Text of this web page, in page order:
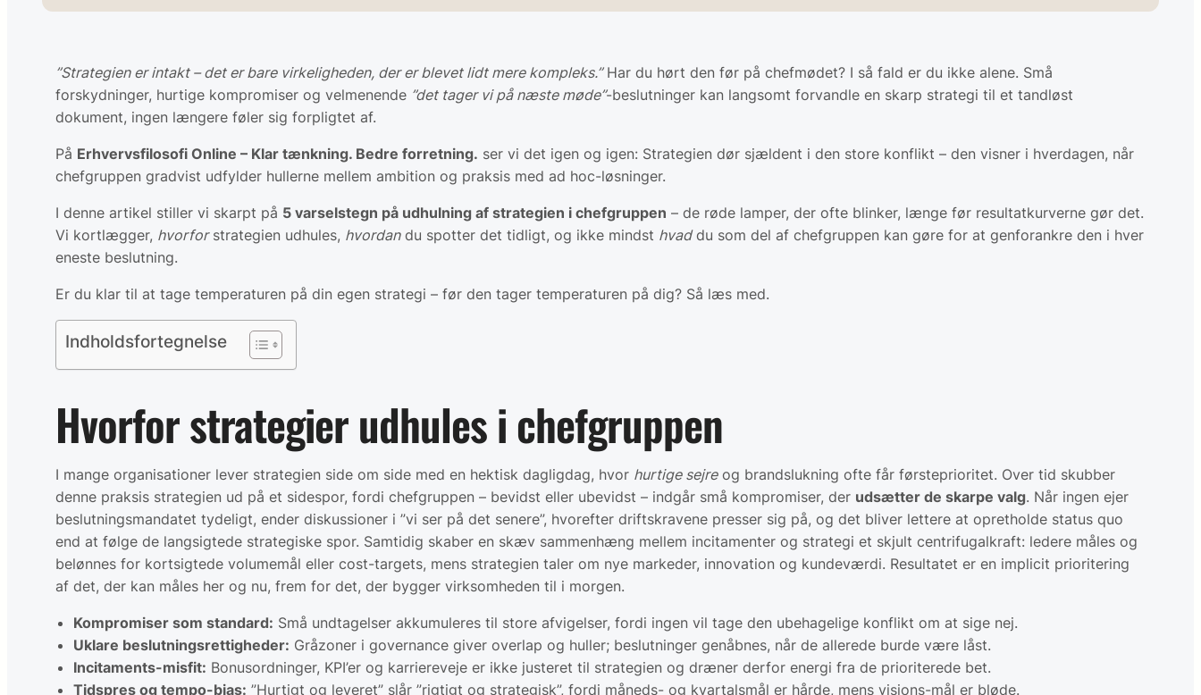
”Strategien er intakt – det er bare virkeligheden, der er blevet lidt mere kompleks.”Har du hørt den før på chefmødet? I så fald er du ikke alene. Små
forskydninger, hurtige kompromiser og velmenende ”det tager vi på næste møde”-beslutninger kan langsomt forvandle en skarp strategi til et tandløst
dokument, ingen længere føler sig forpligtet af.
På Erhvervsfilosofi Online – Klar tænkning. Bedre forretning. ser vi det igen og igen: Strategien dør sjældent i den store konflikt – den visner i hverdagen, når
chefgruppen gradvist udfylder hullerne mellem ambition og praksis med ad hoc-løsninger.
I denne artikel stiller vi skarpt på 5 varselstegn på udhulning af strategien i chefgruppen – de røde lamper, der ofte blinker, længe før resultatkurverne gør det.
Vi kortlægger, hvorforstrategien udhules, hvordandu spotter det tidligt, og ikke mindst hvaddu som del af chefgruppen kan gøre for at genforankre den i hver
eneste beslutning.
Er du klar til at tage temperaturen på din egen strategi – før den tager temperaturen på dig? Så læs med.
Indholdsfortegnelse
Hvorfor strategier udhules i chefgruppen
I mange organisationer lever strategien side om side med en hektisk dagligdag, hvor hurtige sejreog brandslukning ofte får førsteprioritet. Over tid skubber
denne praksis strategien ud på et sidespor, fordi chefgruppen – bevidst eller ubevidst – indgår små kompromiser, der udsætter de skarpe valg. Når ingen ejer
beslutningsmandatet tydeligt, ender diskussioner i ”vi ser på det senere”, hvorefter driftskravene presser sig på, og det bliver lettere at opretholde status quo
end at følge de langsigtede strategiske spor. Samtidig skaber en skæv sammenhæng mellem incitamenter og strategi et skjult centrifugalkraft: ledere måles og
belønnes for kortsigtede volumemål eller cost-targets, mens strategien taler om nye markeder, innovation og kundeværdi. Resultatet er en implicit prioritering
af det, der kan måles her og nu, frem for det, der bygger virksomheden til i morgen.
Kompromiser som standard: Små undtagelser akkumuleres til store afvigelser, fordi ingen vil tage den ubehagelige konflikt om at sige nej.
Uklare beslutningsrettigheder: Gråzoner i governance giver overlap og huller; beslutninger genåbnes, når de allerede burde være låst.
Incitaments-misfit: Bonusordninger, KPI’er og karriereveje er ikke justeret til strategien og dræner derfor energi fra de prioriterede bet.
Tidspres og tempo-bias: ”Hurtigt og leveret” slår ”rigtigt og strategisk”, fordi måneds- og kvartalsmål er hårde, mens visions-mål er bløde.